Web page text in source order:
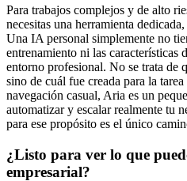
Para trabajos complejos y de alto
necesitas una herramienta
Una IA personal simplemente no
entrenamiento ni las características
entorno profesional. No se trata de
sino de cuál fue creada para la
navegación casual, Aria es un
automatizar y escalar realmente tu
para ese propósito es el único
¿Listo para ver lo que
empresarial?